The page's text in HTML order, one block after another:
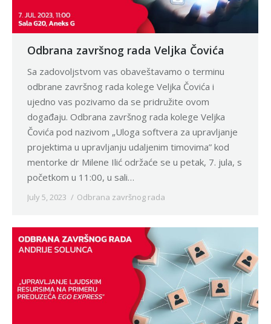
Odbrana završnog rada Veljka Čovića
Sa zadovoljstvom vas obaveštavamo o terminu
odbrane završnog rada kolege Veljka Čovića i
ujedno vas pozivamo da se pridružite ovom
događaju. Odbrana završnog rada kolege Veljka
Čovića pod nazivom „Uloga softvera za upravljanje
projektima u upravljanju udaljenim timovima” kod
mentorke dr Milene Ilić održaće se u petak, 7. jula, s
početkom u 11:00, u sali…
July 5, 2023 Odbrana završnog rada